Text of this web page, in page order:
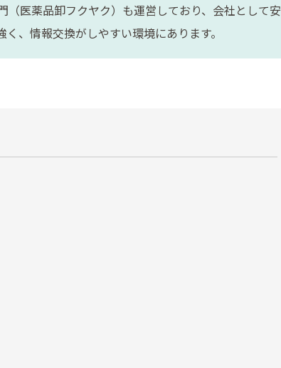
医薬品卸フクヤク）も運営しており、会社として安
、情報交換がしやすい環境にあります。